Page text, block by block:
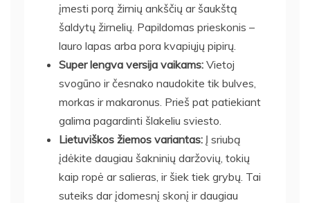
įmesti porą žirnių ankščių ar šaukštą
šaldytų žirnelių. Papildomas prieskonis –
lauro lapas arba pora kvapiųjų pipirų.
Super lengva versija vaikams: Vietoj
svogūno ir česnako naudokite tik bulves,
morkas ir makaronus. Prieš pat patiekiant
galima pagardinti šlakeliu sviesto.
Lietuviškos žiemos variantas: Į sriubą
įdėkite daugiau šakninių daržovių, tokių
kaip ropė ar salieras, ir šiek tiek grybų. Tai
suteiks dar įdomesnį skonį ir daugiau